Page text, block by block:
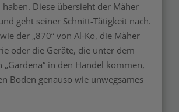
Diese übersieht der Mäher
geht seiner Schnitt-Tätigkeit nach.
der „870“ von Al-Ko, die Mäher
oder die Geräte, die unter dem
„Gardena“ in den Handel kommen,
Boden genauso wie unwegsames